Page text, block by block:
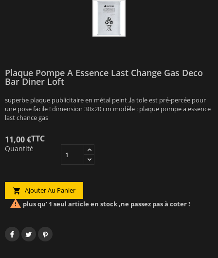
Plaque Pompe A Essence Last Change Gas Deco
Bar Diner Loft
superbe plaque publicitaire en métal peint ,la tole est pré-percée pour
une pose facile ! dimension 30x20 cm modèle : plaque pompe a essence
last chance gas
11,00 €TTC
Quantité
 Ajouter Au Panier
 plus qu' 1 seul article en stock ,ne passez pas à coter !